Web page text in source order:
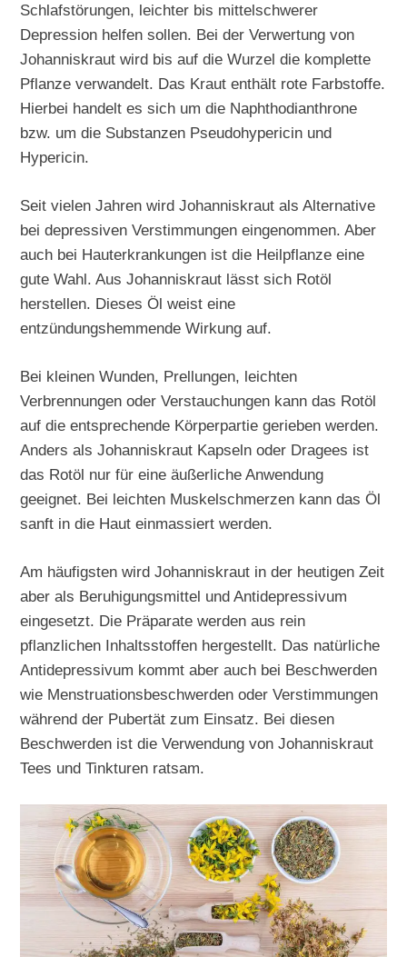
Schlafstörungen, leichter bis mittelschwerer
Depression helfen sollen. Bei der Verwertung von
Johanniskraut wird bis auf die Wurzel die komplette
Pflanze verwandelt. Das Kraut enthält rote Farbstoffe.
Hierbei handelt es sich um die Naphthodianthrone
bzw. um die Substanzen Pseudohypericin und
Hypericin.
Seit vielen Jahren wird Johanniskraut als Alternative
bei depressiven Verstimmungen eingenommen. Aber
auch bei Hauterkrankungen ist die Heilpflanze eine
gute Wahl. Aus Johanniskraut lässt sich Rotöl
herstellen. Dieses Öl weist eine
entzündungshemmende Wirkung auf.
Bei kleinen Wunden, Prellungen, leichten
Verbrennungen oder Verstauchungen kann das Rotöl
auf die entsprechende Körperpartie gerieben werden.
Anders als Johanniskraut Kapseln oder Dragees ist
das Rotöl nur für eine äußerliche Anwendung
geeignet. Bei leichten Muskelschmerzen kann das Öl
sanft in die Haut einmassiert werden.
Am häufigsten wird Johanniskraut in der heutigen Zeit
aber als Beruhigungsmittel und Antidepressivum
eingesetzt. Die Präparate werden aus rein
pflanzlichen Inhaltsstoffen hergestellt. Das natürliche
Antidepressivum kommt aber auch bei Beschwerden
wie Menstruationsbeschwerden oder Verstimmungen
während der Pubertät zum Einsatz. Bei diesen
Beschwerden ist die Verwendung von Johanniskraut
Tees und Tinkturen ratsam.